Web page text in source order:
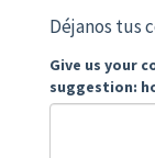
Déjanos tus
Give us your
suggestion: